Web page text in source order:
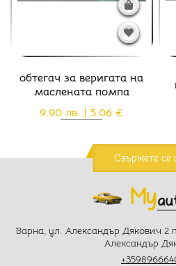
обтегач за веригата на
маслената помпа
9.90 лв. | 5.06 €
Свържете се
Варна, ул. Александър Дякович 2
Александър